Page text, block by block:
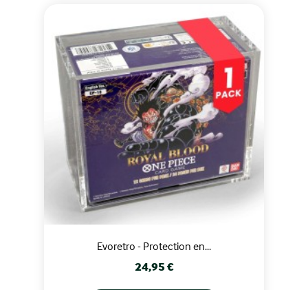
Evoretro - Protection en...
Prix
24,95 €